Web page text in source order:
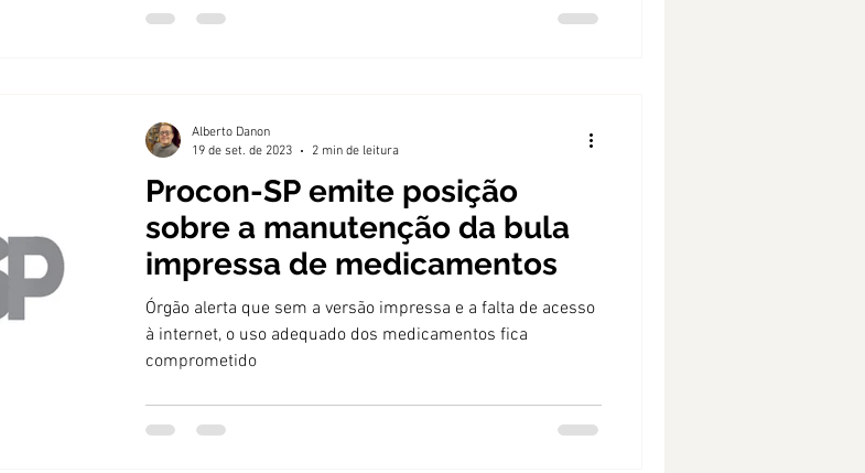
Procon-SP emite posição
sobre a manutenção da bula
impressa de medicamentos
Órgão alerta que sem a versão impressa e a falta de acesso
à internet, o uso adequado dos medicamentos fica
comprometido
Alberto Danon
19 de set. de 2023
2 min de leitura